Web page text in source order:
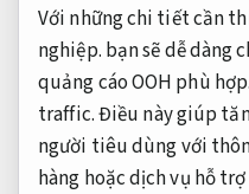
Với những chi tiết cần
nghiệp. bạn sẽ dễ dàng
quảng cáo OOH phù hợp.
traffic.Điều này giúp
người tiêu dùng với
hàng hoặc dịch vụ hỗ